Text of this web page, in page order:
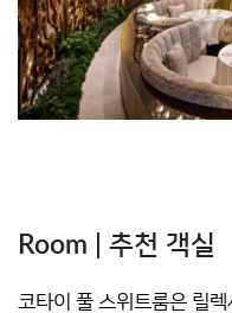
Room | 추천 객실
코타이 풀 스위트룸은 릴